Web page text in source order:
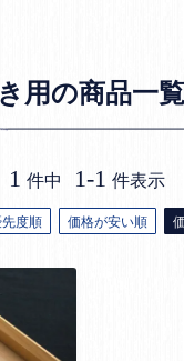
用の商品一覧
度順 価格が安い順
1 件中 1-1 件表示